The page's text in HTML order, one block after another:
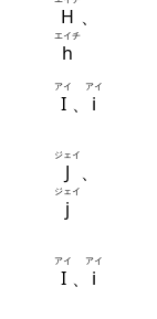
H 、
h
エイチ
I
アイ
、 i
アイ
J
ジェイ
、
j
ジェイ
I
アイ
、 i
アイ